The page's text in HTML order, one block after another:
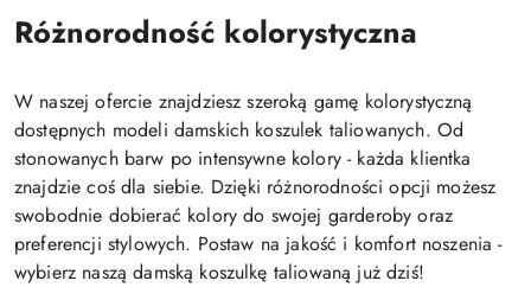
Różnorodność kolorystyczna
W naszej ofercie znajdziesz szeroką gamę kolorystyczną
dostępnych modeli damskich koszulek taliowanych. Od
stonowanych barw po intensywne kolory - każda klientka
znajdzie coś dla siebie. Dzięki różnorodności opcji możesz
swobodnie dobierać kolory do swojej garderoby oraz
preferencji stylowych. Postaw na jakość i komfort noszenia -
wybierz naszą damską koszulkę taliowaną już dziś!